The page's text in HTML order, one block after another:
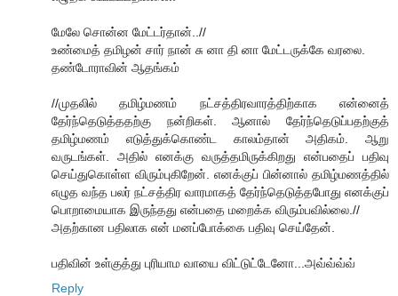
மேலே சொன்ன மேட்டர்தான்..//
உண்மைத் தமிழன் சார் நான் சு னா தி னா மேட்டருக்கே வரலை.
தண்டோராவின் ஆதங்கம்
//முதலில் தமிழ்மணம் நட்சத்திரவாரத்திற்காக என்னைத்
தேர்ந்தெடுத்ததற்கு நன்றிகள். ஆனால் தேர்ந்தெடுப்பதற்குத்
தமிழ்மணம் எடுத்துக்கொண்ட காலம்தான் அதிகம். ஆறு
வருடங்கள். அதில் எனக்கு வருத்தமிருக்கிறது என்பதைப் பதிவு
செய்துகொள்ள விரும்புகிறேன். எனக்குப் பின்னால் தமிழ்மணத்தில்
எழுத வந்த பலர் நட்சத்திர வாரமாகத் தேர்ந்தெடுத்தபோது எனக்குப்
பொறாமையாக இருந்தது என்பதை மறைக்க விரும்பவில்லை.//
அதற்கான பதிலாக என் மனப்போக்கை பதிவு செய்தேன்.
பதிவின் உள்குத்து புரியாம வாயை விட்டுட்டேனோ...அவ்வ்வ்வ்
Reply